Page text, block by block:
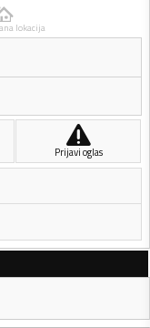
lokacija
Prijavi oglas